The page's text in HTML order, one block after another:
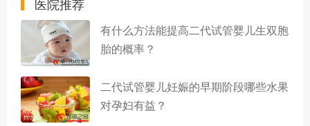
有什么方法能提高二代试管婴儿生双胞
胎的概率？
二代试管婴儿妊娠的早期阶段哪些水果
对孕妇有益？